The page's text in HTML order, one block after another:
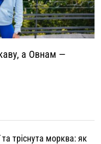
а Овнам —
та тріснута морква: як